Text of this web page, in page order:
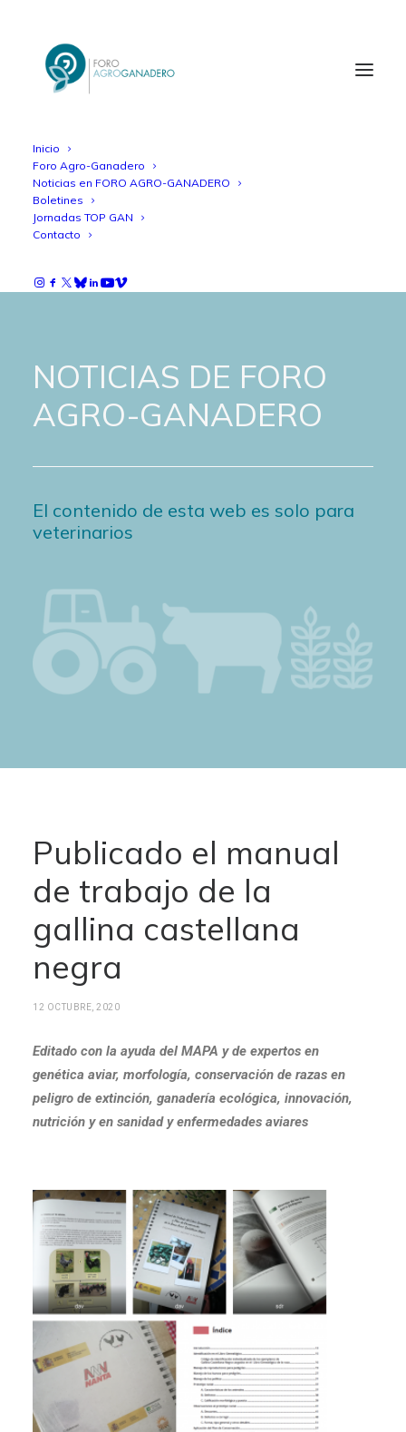
Inicio
Foro Agro-Ganadero
Noticias en FORO AGRO-GANADERO
Boletines
Jornadas TOP GAN
Contacto
NOTICIAS DE FORO
AGRO-GANADERO
El contenido de esta web es solo para
veterinarios
Publicado el manual
de trabajo de la
gallina castellana
negra
12 OCTUBRE, 2020
Editado con la ayuda del MAPA y de expertos en
genética aviar, morfología, conservación de razas en
peligro de extinción, ganadería ecológica, innovación,
nutrición y en sanidad y enfermedades aviares